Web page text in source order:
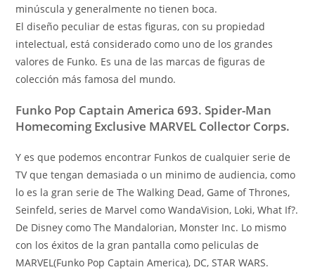
minúscula y generalmente no tienen boca.
El diseño peculiar de estas figuras, con su propiedad
intelectual, está considerado como uno de los grandes
valores de Funko. Es una de las marcas de figuras de
colección más famosa del mundo.
Funko Pop Captain America 693. Spider-Man
Homecoming Exclusive MARVEL Collector Corps.
Y es que podemos encontrar Funkos de cualquier serie de
TV que tengan demasiada o un minimo de audiencia, como
lo es la gran serie de The Walking Dead, Game of Thrones,
Seinfeld, series de Marvel como WandaVision, Loki, What If?.
De Disney como The Mandalorian, Monster Inc. Lo mismo
con los éxitos de la gran pantalla como peliculas de
MARVEL(Funko Pop Captain America), DC, STAR WARS.